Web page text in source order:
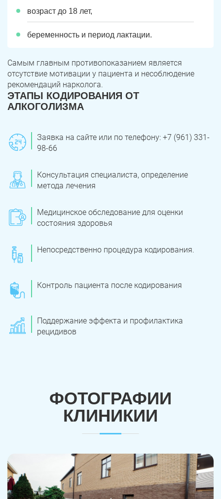
возраст до 18 лет,
беременность и период лактации.
Самым главным противопоказанием является
отсутствие мотивации у пациента и несоблюдение
рекомендаций нарколога.
ЭТАПЫ КОДИРОВАНИЯ ОТ
АЛКОГОЛИЗМА
Заявка на сайте или по телефону: +7 (961) 331-
98-66
Консультация специалиста, определение
метода лечения
Медицинское обследование для оценки
состояния здоровья
Непосредственно процедура кодирования.
Контроль пациента после кодирования
Поддержание эффекта и профилактика
рецидивов
ФОТОГРАФИИ
КЛИНИКИИ